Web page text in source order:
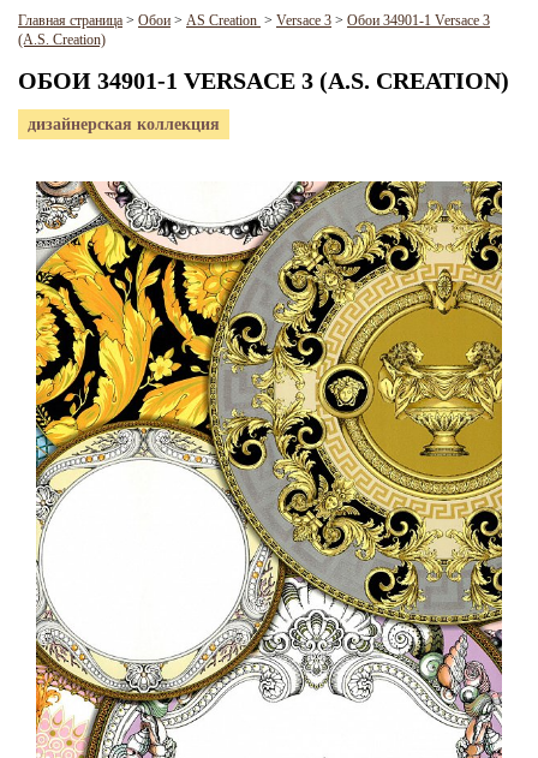
Главная страница > Обои > AS Creation > Versace 3 > Обои 34901-1 Versace 3
(A.S. Creation)
ОБОИ 34901-1 VERSACE 3 (A.S. CREATION)
дизайнерская коллекция